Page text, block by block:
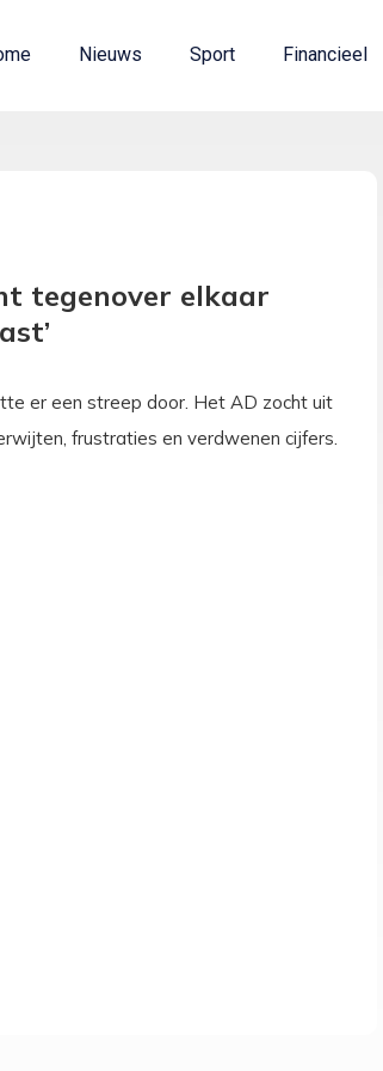
Nieuws Sport Financieel
tegenover elkaar
er een streep door. Het AD zocht uit
frustraties en verdwenen cijfers.